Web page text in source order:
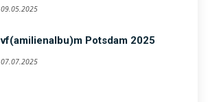
09.05.2025
vf(amilienalbu)m Potsdam 2025
07.07.2025